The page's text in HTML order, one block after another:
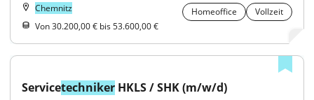
Chemnitz Homeoffice
Vollzeit
Von 30.200,00 € bis 53.600,00 €
Servicetechniker HKLS / SHK (m/w/d)